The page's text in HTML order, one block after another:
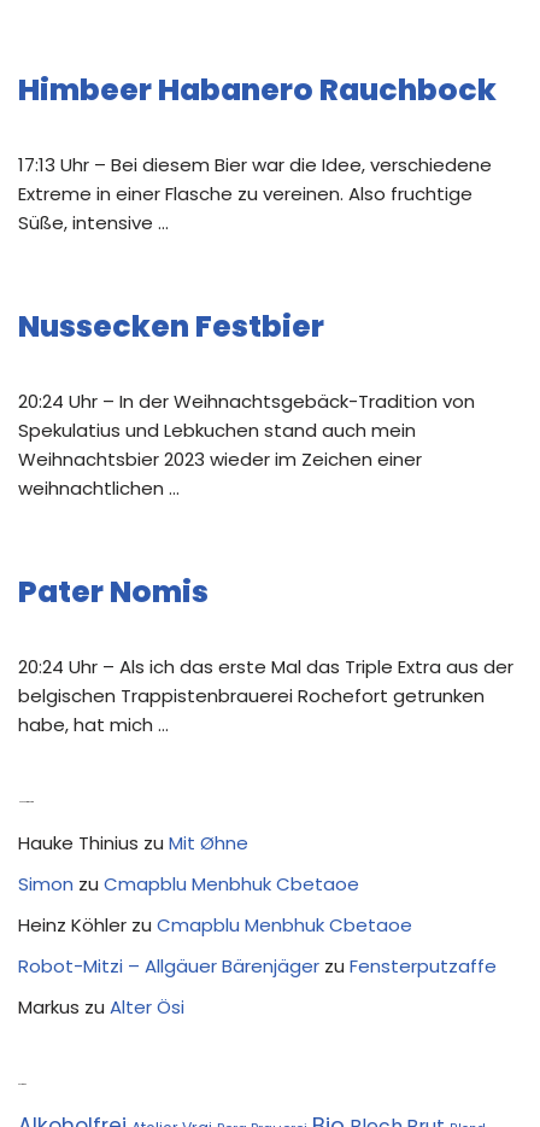
Himbeer Habanero Rauchbock
17:13 Uhr – Bei diesem Bier war die Idee, verschiedene
Extreme in einer Flasche zu vereinen. Also fruchtige
Süße, intensive …
Nussecken Festbier
20:24 Uhr – In der Weihnachtsgebäck-Tradition von
Spekulatius und Lebkuchen stand auch mein
Weihnachtsbier 2023 wieder im Zeichen einer
weihnachtlichen …
Pater Nomis
20:24 Uhr – Als ich das erste Mal das Triple Extra aus der
belgischen Trappistenbrauerei Rochefort getrunken
habe, hat mich …
Hauke Thinius zu Mit Øhne
Simon zu Cmapblu Menbhuk Cbetaoe
Heinz Köhler zu Cmapblu Menbhuk Cbetaoe
Robot-Mitzi – Allgäuer Bärenjäger zu Fensterputzaffe
Markus zu Alter Ösi